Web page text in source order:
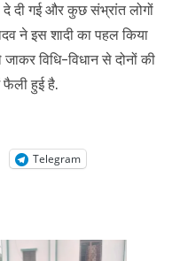
दे दी गई और कुछ संभ्रांत लोगों
ने इस शादी का पहल किया
विधि-विधान से दोनों की
फैली हुई है.
Telegram